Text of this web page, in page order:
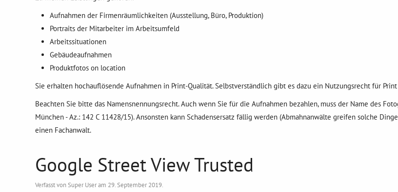
Aufnahmen der Firmenräumlichkeiten (Ausstellung, Büro, Produktion)
Portraits der Mitarbeiter im Arbeitsumfeld
Arbeitssituationen
Gebäudeaufnahmen
Produktfotos on location
Sie erhalten hochauflösende Aufnahmen in Print-Qualität. Selbstverständlich gibt es dazu ein Nutzungsrecht für
Beachten Sie bitte das Namensnennungsrecht. Auch wenn Sie für die Aufnahmen bezahlen, muss der Name des
München - Az.: 142 C 11428/15). Ansonsten kann Schadensersatz fällig werden (Abmahnanwälte greifen solche
einen Fachanwalt.
Google Street View Trusted
Verfasst von Super User am 29. September 2019.